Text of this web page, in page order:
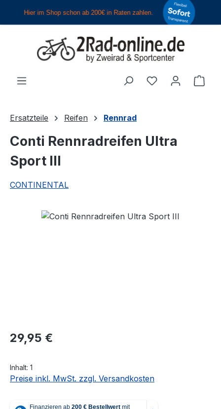
Zum Hauptinhalt springen
Du hast 0
Ersatzteile Reifen Rennrad
Conti Rennradreifen Ultra
Sport III
CONTINENTAL
Regulärer Preis:
29,95 €
Inhalt: 1
Preise inkl. MwSt. zzgl. Versandkosten